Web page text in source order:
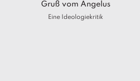
Gruß vom Angelus
Eine Ideologiekritik